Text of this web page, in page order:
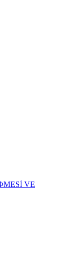
VE